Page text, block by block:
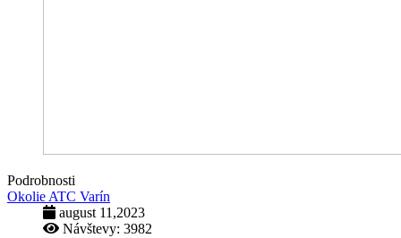
Podrobnosti
Okolie ATC Varín
august 11,2023
Návštevy: 3982